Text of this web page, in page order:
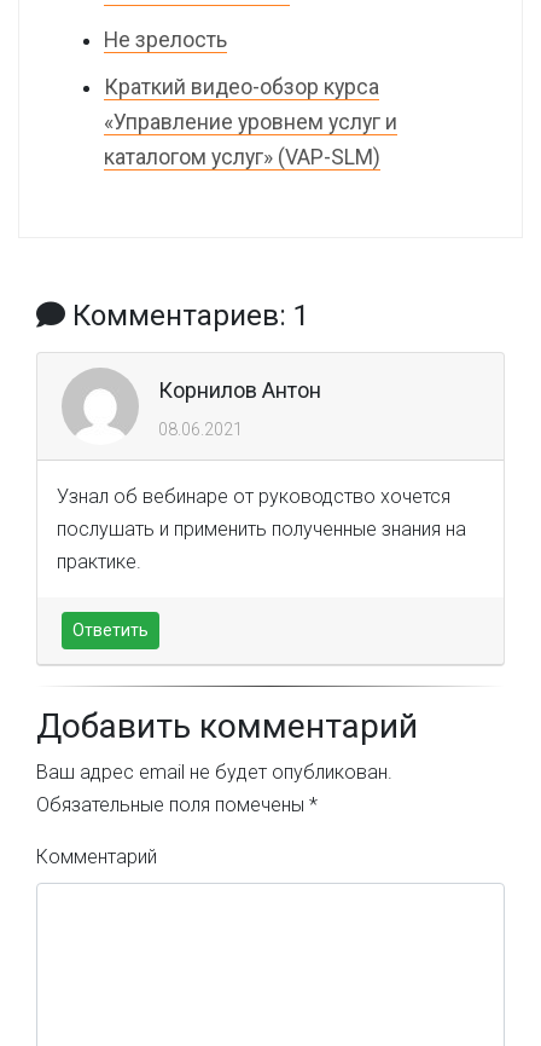
Не зрелость
Краткий видео-обзор курса
«Управление уровнем услуг и
каталогом услуг» (VAP-SLM)
Комментариев: 1
Корнилов Антон
08.06.2021
Узнал об вебинаре от руководство хочется
послушать и применить полученные знания на
практике.
Ответить
Добавить комментарий
Ваш адрес email не будет опубликован.
Обязательные поля помечены *
Комментарий